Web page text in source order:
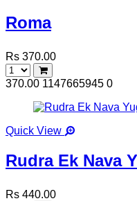
Roma
Rs 370.00
370.00 1147665945 0
Quick View
Rudra Ek Nava
Rs 440.00